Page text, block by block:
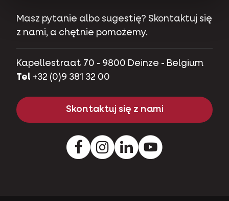
Masz pytanie albo sugestię? Skontaktuj się
z nami, a chętnie pomożemy.
Kapellestraat 70 - 9800 Deinze - Belgium
Tel +32 (0)9 381 32 00
Skontaktuj się z nami
FacebookInstagramPinterestYoutube